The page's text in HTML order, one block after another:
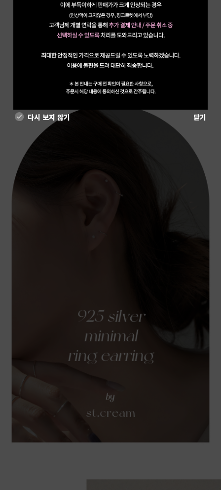
다시 보지 않기 닫기